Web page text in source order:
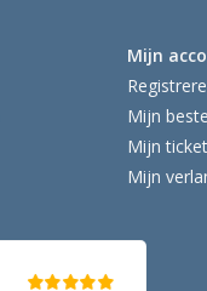
Mijn
Mijn
Mijn
Mijn